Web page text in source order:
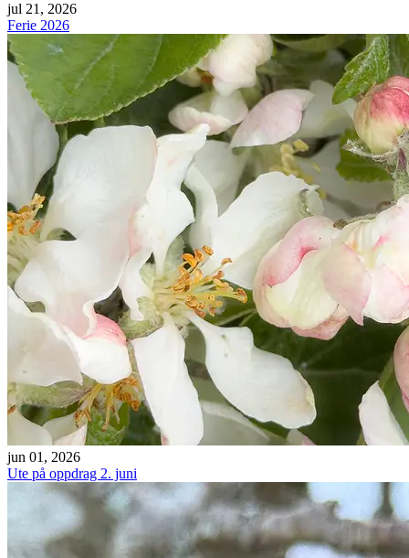
jul 21, 2026
Ferie 2026
jun 01, 2026
Ute på oppdrag 2. juni